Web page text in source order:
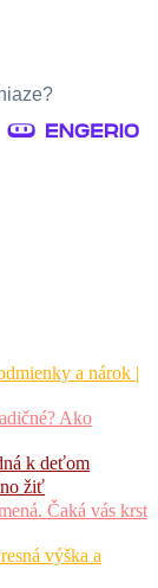
a nárok |
Ako
k deťom
žiť
Čaká vás krst
výška a